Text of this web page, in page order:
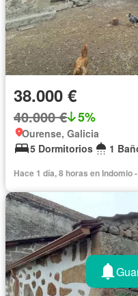
38.000 €
40.000 € 5%
Ourense, Galicia
5 Dormitorios
1
Hace 1 día, 8 horas en Indomio